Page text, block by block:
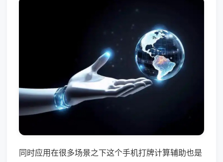
同时应用在很多场景之下这个手机打牌计算辅助也是